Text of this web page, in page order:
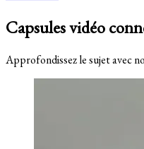
Capsules vidéo
Approfondissez le sujet avec